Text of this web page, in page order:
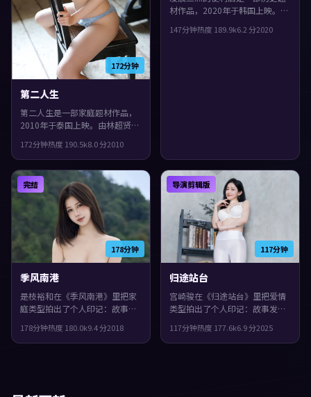
172分钟
第二人生
第二人生是一部家庭题材作品，
2010年于泰国上映。由林超贤执
主演。城市空间成为情绪与悬念
的载体，片尾余味很足。
172分钟热度 190.5k8.0分2010
材作品，2020年于韩国上映。由
咏梅等主演。人物在道德与生存
147分钟热度 189.9k6.2 分2020
178分钟
完结
季风南港
是枝裕和在《季风南港》里把家
庭类型拍出了个人印记：故事发
主演包括章子怡、长泽雅美、佛
罗伦斯·珀。群像戏份饱满，配
178分钟热度 180.0k9.4分2018
117分钟
导演剪辑版
归途站台
宫崎骏在《归途站台》里把爱情
类型拍出了个人印记：故事发生
主演包括刘青云、基里安·墨
菲、张译。一场意外把原本平行
117分钟热度 177.6k6.9分2025